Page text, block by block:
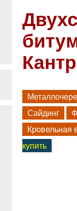
Сайдинг
Кровельная
купить